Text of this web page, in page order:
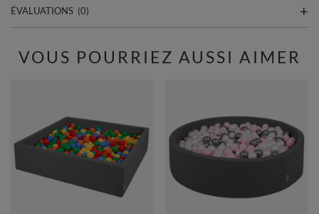
ÉVALUATIONS (0)
VOUS POURRIEZ AUSSI AIMER